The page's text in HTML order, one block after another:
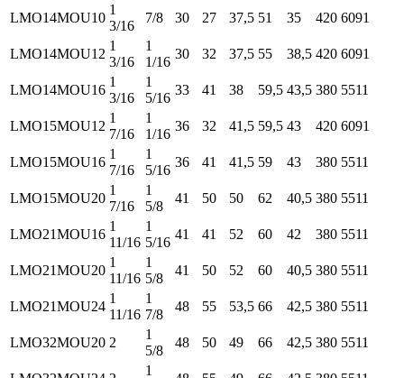
LMO14MOU10
1
3/16
7/8 30 27 37,5 51 35 420 6091
LMO14MOU12
1
3/16
1
1/16
30 32 37,5 55 38,5 420 6091
LMO14MOU16
1
3/16
1
5/16
33 41 38 59,5 43,5 380 5511
LMO15MOU12
1
7/16
1
1/16
36 32 41,5 59,5 43 420 6091
LMO15MOU16
1
7/16
1
5/16
36 41 41,5 59 43 380 5511
LMO15MOU20
1
7/16
1
5/8
41 50 50 62 40,5 380 5511
LMO21MOU16
1
11/16
1
5/16
41 41 52 60 42 380 5511
LMO21MOU20
1
11/16
1
5/8
41 50 52 60 40,5 380 5511
LMO21MOU24
1
11/16
1
7/8
48 55 53,5 66 42,5 380 5511
LMO32MOU20 2
1
5/8
48 50 49 66 42,5 380 5511
1